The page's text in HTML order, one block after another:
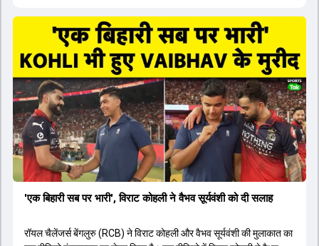
स्ट्राइक रेट के साथ मोस्ट वैल्युएबल प्लेयर का खिताब जीता। इसके अलावा पंजाब
और बेंगलुरु के प्रदर्शन के साथ-साथ लक्ष्य का पीछा करने वाली टीमों की सफलता
के आंकड़ों का भी विश्लेषण किया गया है।
'एक बिहारी सब पर भारी', विराट कोहली ने वैभव सूर्यवंशी को दी सलाह
रॉयल चैलेंजर्स बेंगलुरु (RCB) ने विराट कोहली और वैभव सूर्यवंशी की मुलाकात का